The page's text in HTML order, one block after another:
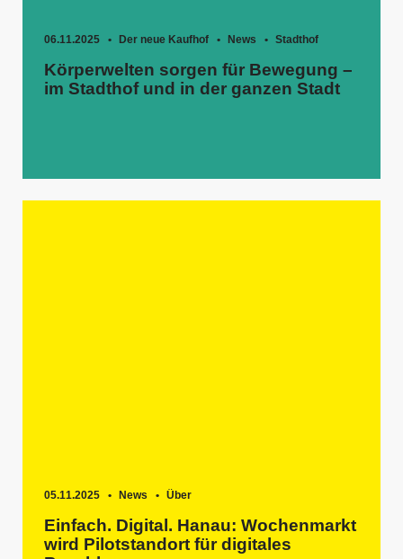
06.11.2025 Der neue Kaufhof News Stadthof
Körperwelten sorgen für Bewegung –
im Stadthof und in der ganzen Stadt
05.11.2025 News Über
Einfach. Digital. Hanau: Wochenmarkt
wird Pilotstandort für digitales